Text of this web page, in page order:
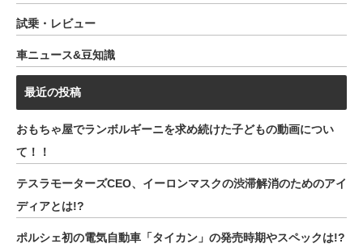
試乗・レビュー
車ニュース&豆知識
最近の投稿
おもちゃ屋でランボルギーニを求め続けた子どもの動画につい
て！！
テスラモーターズCEO、イーロンマスクの渋滞解消のためのアイ
ディアとは!?
ポルシェ初の電気自動車「タイカン」の発売時期やスペックは!?